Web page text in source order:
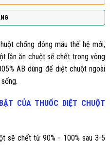
chống đông máu thế hệ mới,
lần ăn chuột sẽ chết trong vòng
AB dùng để diệt chuột ngoài
CỦA THUỐC DIỆT CHUỘT
sẽ chết từ 90% - 100% sau 3-5